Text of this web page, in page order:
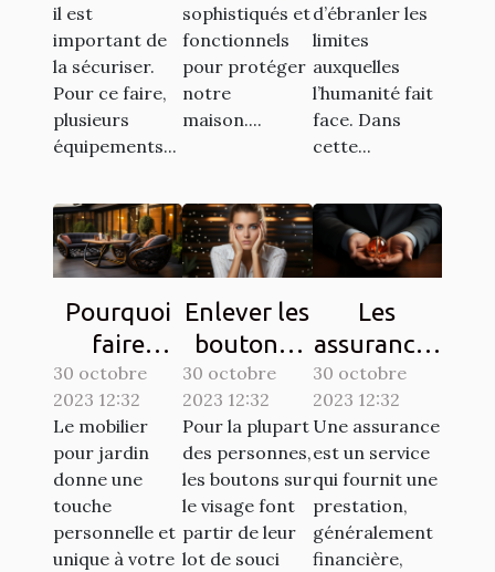
il est
important de
la sécuriser.
Pour ce faire,
plusieurs
équipements...
sophistiqués et
fonctionnels
pour protéger
notre
maison....
d’ébranler les
limites
auxquelles
l’humanité fait
face. Dans
cette...
Pourquoi
faire
confiance
à la société
ATECH
pour son
mobilier de
jardin ?
30 octobre
2023 12:32
Le mobilier
pour jardin
donne une
touche
personnelle et
unique à votre
Enlever les
boutons :
comment
s’y
prendre ?
30 octobre
2023 12:32
Pour la plupart
des personnes,
les boutons sur
le visage font
partir de leur
lot de souci
Les
assurances
à souscrire
en France :
lesquelles
sont
exigées ?
30 octobre
2023 12:32
Une assurance
est un service
qui fournit une
prestation,
généralement
financière,